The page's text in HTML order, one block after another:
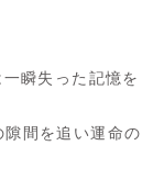
瞬失った記憶を
間を追い運命の